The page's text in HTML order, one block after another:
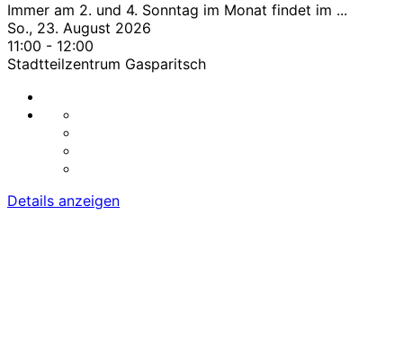
Immer am 2. und 4. Sonntag im Monat findet im ...
So., 23. August 2026
11:00 - 12:00
Stadtteilzentrum Gasparitsch
Details anzeigen